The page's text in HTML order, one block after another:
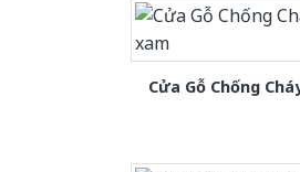
Cửa Gỗ Chống